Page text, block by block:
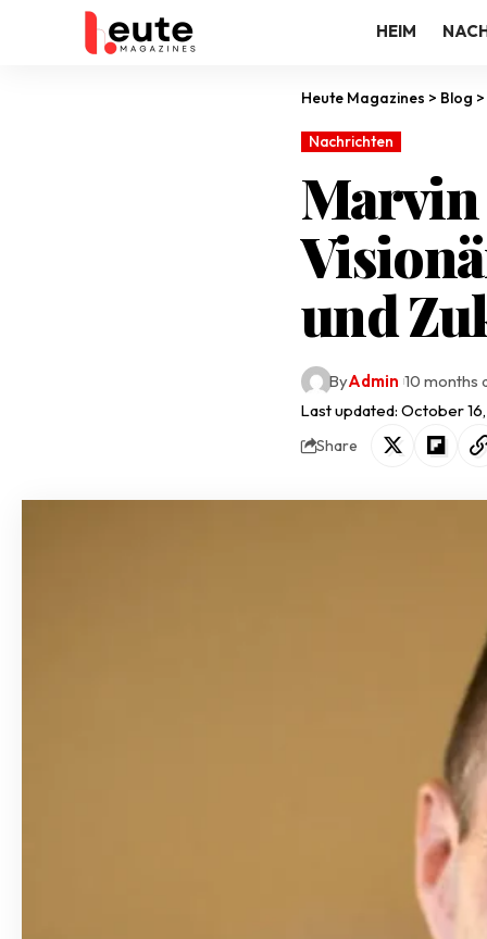
HEIM
Heute Magazines > Blog >
Nachrichten
Marvin
und
Last updated: October
ByAdmin 10 months
Share